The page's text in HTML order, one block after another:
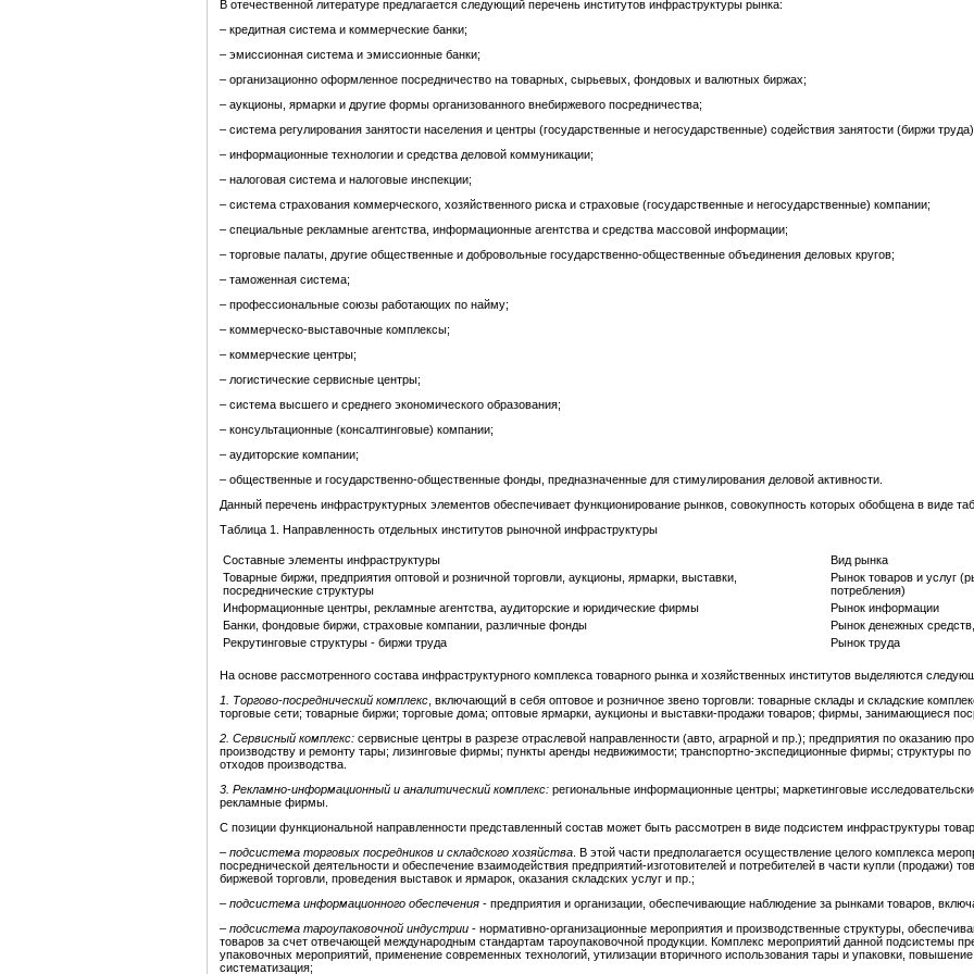
В отечественной литературе предлагается следующий перечень институтов инфраструктуры рынка:
– кредитная система и коммерческие банки;
– эмиссионная система и эмиссионные банки;
– организационно оформленное посредничество на товарных, сырьевых, фондовых и валютных биржах;
– аукционы, ярмарки и другие формы организованного внебиржевого посредничества;
– система регулирования занятости населения и центры (государственные и негосударственные) содействия занятости (биржи
– информационные технологии и средства деловой коммуникации;
– налоговая система и налоговые инспекции;
– система страхования коммерческого, хозяйственного риска и страховые (государственные и негосударственные) компании;
– специальные рекламные агентства, информационные агентства и средства массовой информации;
– торговые палаты, другие общественные и добровольные государственно-общественные объединения деловых кругов;
– таможенная система;
– профессиональные союзы работающих по найму;
– коммерческо-выставочные комплексы;
– коммерческие центры;
– логистические сервисные центры;
– система высшего и среднего экономического образования;
– консультационные (консалтинговые) компании;
– аудиторские компании;
– общественные и государственно-общественные фонды, предназначенные для стимулирования деловой активности.
Данный перечень инфраструктурных элементов обеспечивает функционирование рынков, совокупность которых обобщена в виде
Таблица 1. Направленность отдельных институтов рыночной инфраструктуры
Составные элементы инфраструктуры
Вид рынка
Товарные биржи, предприятия оптовой и розничной торговли, аукционы, ярмарки, выставки,
посреднические структуры
Рынок товаров и услуг
потребления)
Информационные центры, рекламные агентства, аудиторские и юридические фирмы
Рынок информации
Банки, фондовые биржи, страховые компании, различные фонды
Рынок денежных
Рекрутинговые структуры - биржи труда
Рынок труда
На основе рассмотренного состава инфраструктурного комплекса товарного рынка и хозяйственных институтов выделяются
1.
Торгово-посреднический комплекс , включающий в себя оптовое и розничное звено торговли: товарные склады и складские
торговые сети; товарные биржи; торговые дома; оптовые ярмарки, аукционы и выставки-продажи товаров; фирмы, занимающиеся
2. Сервисный комплекс: сервисные центры в разрезе отраслевой направленности (авто, аграрной и пр.); предприятия по оказанию
производству и ремонту тары; лизинговые фирмы; пункты аренды недвижимости; транспортно-экспедиционные фирмы; структуры по
отходов производства.
3. Рекламно-информационный и аналитический комплекс: региональные информационные центры; маркетинговые
рекламные фирмы.
С позиции функциональной направленности представленный состав может быть рассмотрен в виде подсистем инфраструктуры
– подсистема торговых посредников и складского хозяйства . В этой части предполагается осуществление целого комплекса
посреднической деятельности и обеспечение взаимодействия предприятий-изготовителей и потребителей в части купли (продажи)
биржевой торговли, проведения выставок и ярмарок, оказания складских услуг и пр.;
– подсистема информационного обеспечения - предприятия и организации, обеспечивающие наблюдение за рынками товаров,
– подсистема тароупаковочной индустрии - нормативно-организационные мероприятия и производственные структуры,
товаров за счет отвечающей международным стандартам тароупаковочной продукции. Комплекс мероприятий данной подсистемы
упаковочных мероприятий, применение современных технологий, утилизации вторичного использования тары и упаковки,
систематизация;